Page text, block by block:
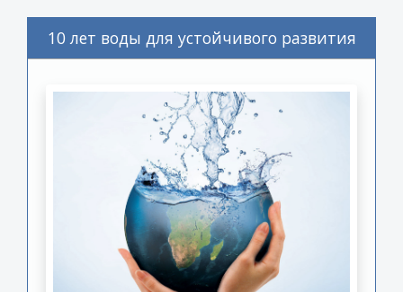
10 лет воды для устойчивого развития